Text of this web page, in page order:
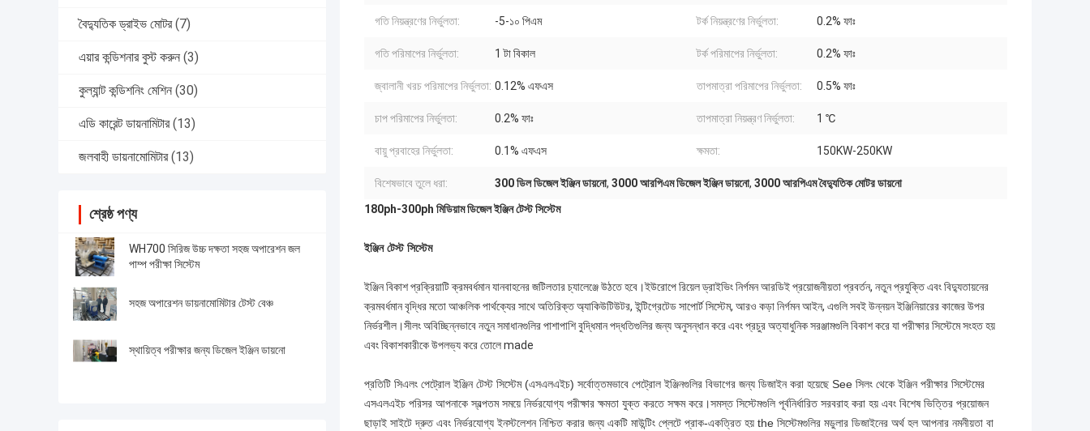
বৈদ্যুতিক ড্রাইভ মোটর (7)
এয়ার কন্ডিশনার বুস্ট করুন (3)
কুল্যান্ট কন্ডিশনিং মেশিন (30)
এডি কারেন্ট ডায়নামিটার (13)
জলবাহী ডায়নামোমিটার (13)
শ্রেষ্ঠ পণ্য
WH700 সিরিজ উচ্চ দক্ষতা সহজ অপারেশন জল
পাম্প পরীক্ষা সিস্টেম
সহজ অপারেশন ডায়নামোমিটার টেস্ট বেঞ্চ
স্থায়িত্ব পরীক্ষার জন্য ডিজেল ইঞ্জিন ডায়নো
গতি নিয়ন্ত্রণের নির্ভুলতা: -5-১০ পিএম টর্ক নিয়ন্ত্রণের নির্ভুলতা: 0.2% ফাঃ
গতি পরিমাপের নির্ভুলতা: 1 টা বিকাল টর্ক পরিমাপের নির্ভুলতা: 0.2% ফাঃ
জ্বালানী খরচ পরিমাপের নির্ভুলতা: 0.12% এফএস তাপমাত্রা পরিমাপের নির্ভুলতা: 0.5% ফাঃ
চাপ পরিমাপের নির্ভুলতা: 0.2% ফাঃ তাপমাত্রা নিয়ন্ত্রণ নির্ভুলতা: 1 ℃
বায়ু প্রবাহের নির্ভুলতা: 0.1% এফএস ক্ষমতা: 150KW-250KW
বিশেষভাবে তুলে ধরা: 300 ডিল ডিজেল ইঞ্জিন ডায়নো, 3000 আরপিএম ডিজেল ইঞ্জিন ডায়নো, 3000 আরপিএম বৈদ্যুতিক মোটর ডায়নো
180ph-300ph মিডিয়াম ডিজেল ইঞ্জিন টেস্ট সিস্টেম
ইঞ্জিন টেস্ট সিস্টেম
ইঞ্জিন বিকাশ প্রক্রিয়াটি ক্রমবর্ধমান যানবাহনের জটিলতার চ্যালেঞ্জে উঠতে হবে।ইউরোপে রিয়েল ড্রাইভিং নির্গমন আরডিই প্রয়োজনীয়তা প্রবর্তন, নতুন প্রযুক্তি এবং বিদ্যুতায়নের
ক্রমবর্ধমান বৃদ্ধির মতো আঞ্চলিক পার্থক্যের সাথে অতিরিক্ত অ্যাকিউটিউটর, ইন্টিগ্রেটেড সাপোর্ট সিস্টেম, আরও কড়া নির্গমন আইন, এগুলি সবই উন্নয়ন ইঞ্জিনিয়ারের কাজের উপর
নির্ভরশীল।সীলং অবিচ্ছিন্নভাবে নতুন সমাধানগুলির পাশাপাশি বুদ্ধিমান পদ্ধতিগুলির জন্য অনুসন্ধান করে এবং প্রচুর অত্যাধুনিক সরঞ্জামগুলি বিকাশ করে যা পরীক্ষার সিস্টেমে সংহত হয়
এবং বিকাশকারীকে উপলভ্য করে তোলে made
প্রতিটি সিএলং পেট্রোল ইঞ্জিন টেস্ট সিস্টেম (এসএলএইচ) সর্বোত্তমভাবে পেট্রোল ইঞ্জিনগুলির বিভাগের জন্য ডিজাইন করা হয়েছে See সিলং থেকে ইঞ্জিন পরীক্ষার সিস্টেমের
এসএলএইচ পরিসর আপনাকে স্বল্পতম সময়ে নির্ভরযোগ্য পরীক্ষার ক্ষমতা যুক্ত করতে সক্ষম করে।সমস্ত সিস্টেমগুলি পূর্বনির্ধারিত সরবরাহ করা হয় এবং বিশেষ ভিত্তির প্রয়োজন
ছাড়াই সাইটে দ্রুত এবং নির্ভরযোগ্য ইনস্টলেশন নিশ্চিত করার জন্য একটি মাউন্টিং প্লেটে প্রাক-একত্রিত হয় the সিস্টেমগুলির মডুলার ডিজাইনের অর্থ হল আপনার নমনীয়তা বা